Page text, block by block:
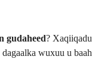
gudaheed?
wuxuu u